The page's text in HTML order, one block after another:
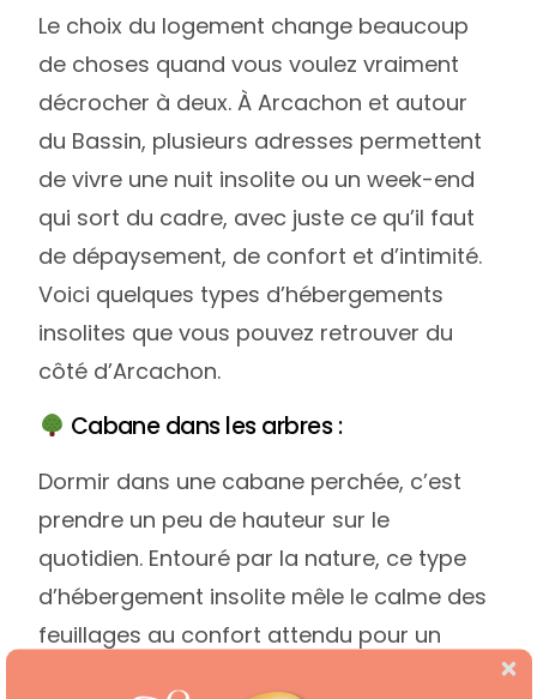
Le choix du logement change beaucoup
de choses quand vous voulez vraiment
décrocher à deux. À Arcachon et autour
du Bassin, plusieurs adresses permettent
de vivre une nuit insolite ou un week-end
qui sort du cadre, avec juste ce qu’il faut
de dépaysement, de confort et d’intimité.
Voici quelques types d’hébergements
insolites que vous pouvez retrouver du
côté d’Arcachon.
Cabane dans les arbres :
Dormir dans une cabane perchée, c’est
prendre un peu de hauteur sur le
quotidien. Entouré par la nature, ce type
d’hébergement insolite mêle le calme des
feuillages au confort attendu pour un